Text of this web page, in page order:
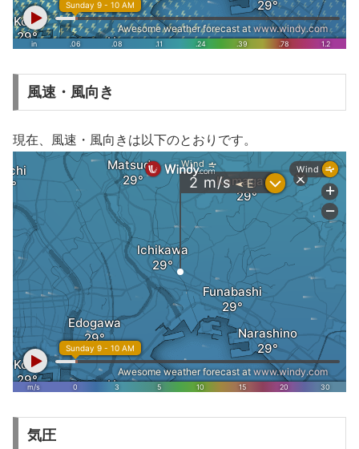
風速・風向き
現在、風速・風向きは以下のとおりです。
気圧